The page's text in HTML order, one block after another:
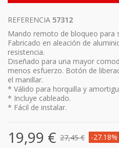
REFERENCIA 57312
Mando remoto de bloqueo para
Fabricado en aleación de
resistencia.
Diseñado para una mayor
menos esfuerzo. Botón de
el manillar.
* Válido para horquilla y
* Incluye cableado.
* Fácil de instalar.
19,99 € 27,45 € -27.18%